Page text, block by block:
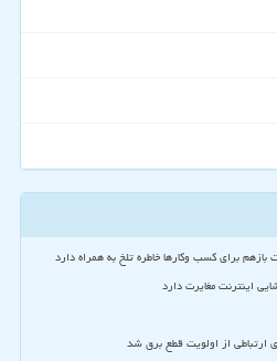
برای کسب وکارها خاطره تلخ به همراه دارد
اینترنت مغایرت دارد
ارتباطی از اولویت قطع برق شد